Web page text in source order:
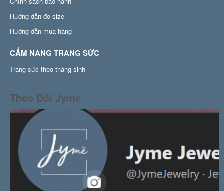
Hướng dẫn đo size
Hướng dẫn mua hàng
CẨM NANG TRANG SỨC
Trang sức theo tháng sinh
Theo Dõi Jyme